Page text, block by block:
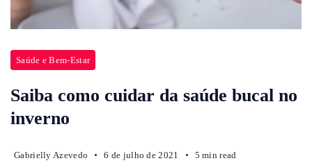
Saúde e Bem-Estar
Saiba como cuidar da saúde bucal no
inverno
Gabrielly Azevedo 6 de julho de 2021 5 min read